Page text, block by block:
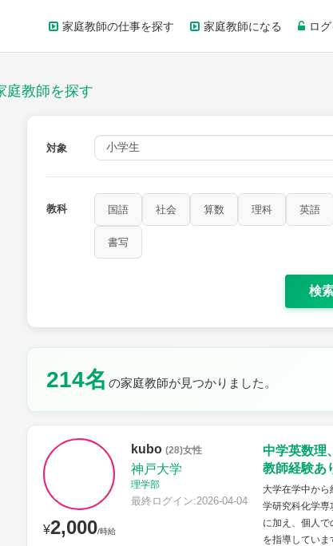
家庭教師の仕事を探す 家庭教師になる ロ
庭教師を探す
対象
教科 国語 社会 算数 理科 英語
書写
検
214名 の家庭教師が見つかりました。
¥2,000/時給
kubo (28)女性
神戸大学
理学部
最終ログイン:2026-04-04
中学英数理
教師経験あ
大学在学中か
学研究科化学専
に加え、個人
を指導していま
日曜日